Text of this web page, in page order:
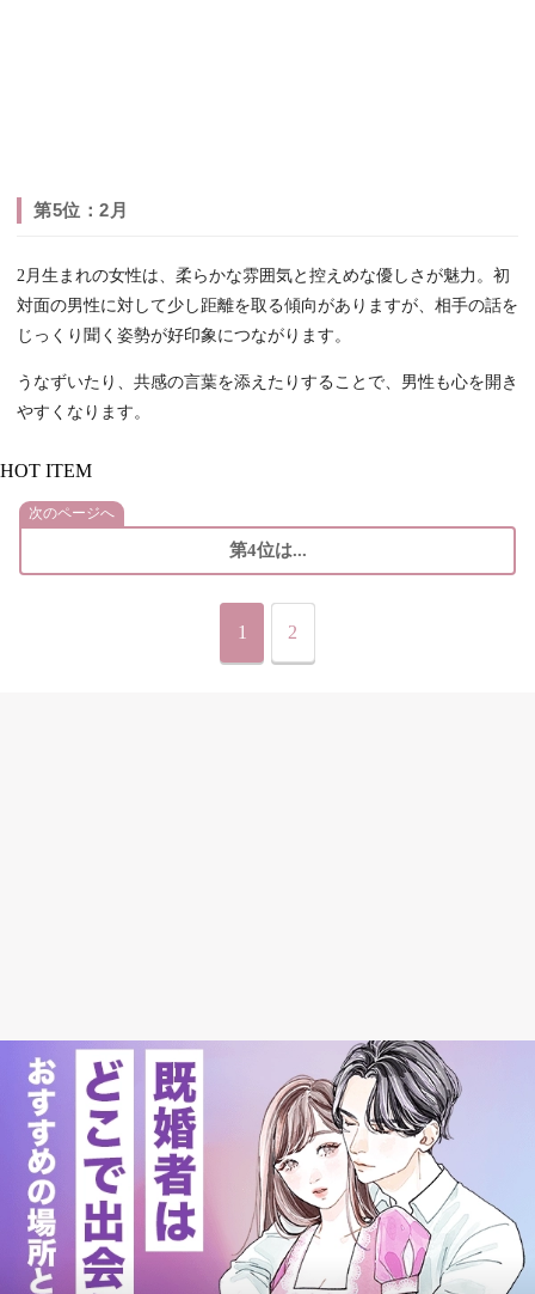
第5位：2月
2月生まれの女性は、柔らかな雰囲気と控えめな優しさが魅力。初
対面の男性に対して少し距離を取る傾向がありますが、相手の話を
じっくり聞く姿勢が好印象につながります。
うなずいたり、共感の言葉を添えたりすることで、男性も心を開き
やすくなります。
HOT ITEM
次のページへ
第4位は...
1 2